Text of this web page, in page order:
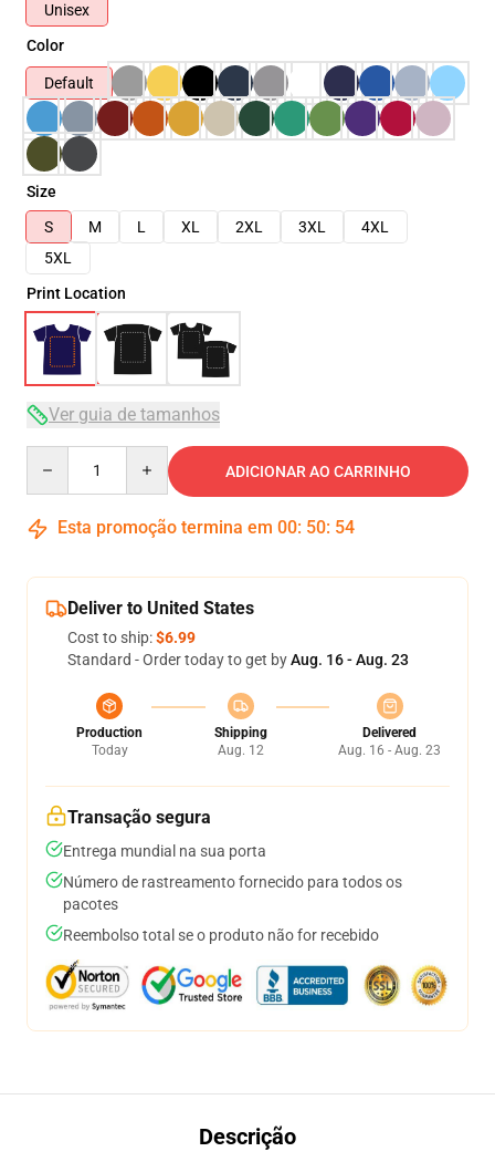
Unisex
Color
Default
Size
S
M L XL 2XL 3XL
4XL
5XL
Print Location
Ver guia de tamanhos
ADICIONAR AO CARRINHO
Esta promoção termina em 00: 50: 53
Deliver to United States
Cost to ship:$6.99
Standard - Order today to get byAug. 16 - Aug. 23
Production
Today
Shipping
Aug. 12
Delivered
Aug. 16 - Aug. 23
Transação segura
Entrega mundial na sua porta
Número de rastreamento fornecido para todos os
pacotes
Reembolso total se o produto não for recebido
Descrição